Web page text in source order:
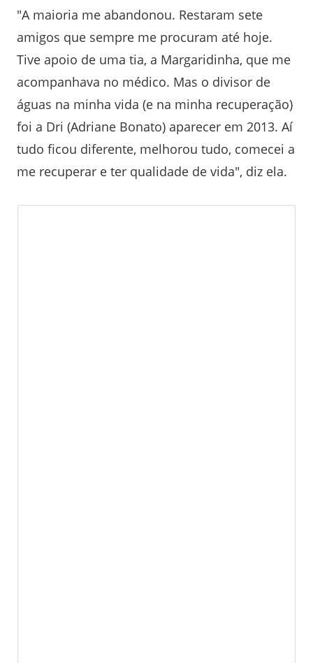
"A maioria me abandonou. Restaram sete
amigos que sempre me procuram até hoje.
Tive apoio de uma tia, a Margaridinha, que me
acompanhava no médico. Mas o divisor de
águas na minha vida (e na minha recuperação)
foi a Dri (Adriane Bonato) aparecer em 2013. Aí
tudo ficou diferente, melhorou tudo, comecei a
me recuperar e ter qualidade de vida", diz ela.